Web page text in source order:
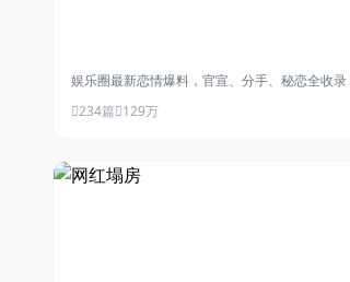
娱乐圈最新恋情爆料，官宣、分手、秘恋全收录
234篇 129万